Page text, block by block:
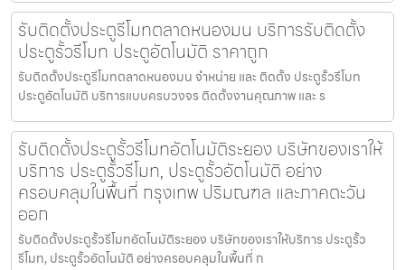
รับติดตั้งประตูรีโมทตลาดหนองมน บริการรับติดตั้ง
ประตูรั้วรีโมท ประตูอัตโนมัติ ราคาถูก
รับติดตั้งประตูรีโมทตลาดหนองมน จำหน่าย และ ติดตั้ง ประตูรั้วรีโมท
ประตูอัตโนมัติ บริการแบบครบวงจร ติดตั้งงานคุณภาพ และ ร
รับติดตั้งประตูรั้วรีโมทอัตโนมัติระยอง บริษัทของเราให้
บริการ ประตูรั้วรีโมท, ประตูรั้วอัตโนมัติ อย่าง
ครอบคลุมในพื้นที่ กรุงเทพ ปริมณฑล และภาคตะวัน
ออก
รับติดตั้งประตูรั้วรีโมทอัตโนมัติระยอง บริษัทของเราให้บริการ ประตูรั้ว
รีโมท, ประตูรั้วอัตโนมัติ อย่างครอบคลุมในพื้นที่ ก